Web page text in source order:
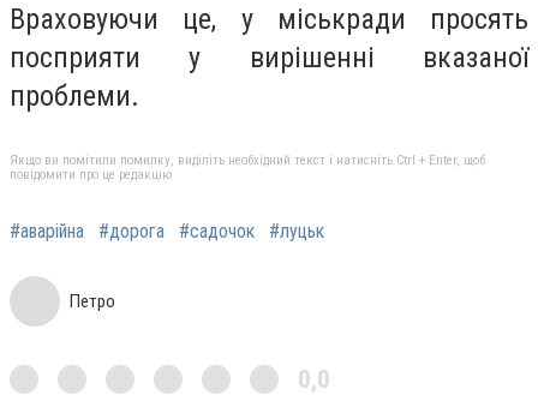
Враховуючи це, у міськради просять
посприяти у вирішенні вказаної
проблеми.
Якщо ви помітили помилку, виділіть необхідний текст і натисніть Ctrl + Enter, щоб
повідомити про це редакцію
#аварійна #дорога #садочок #луцьк
Петро
0,0